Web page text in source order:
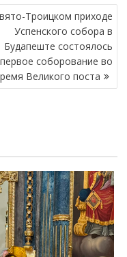
Троицком приходе
Успенского собора в
Будапеште состоялось
первое соборование во
Великого поста